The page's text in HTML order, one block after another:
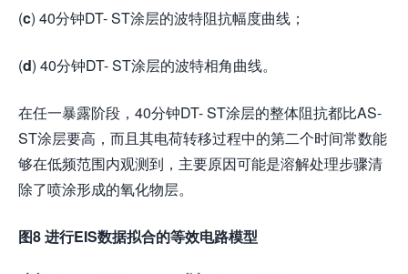
(c) 40分钟DT- ST涂层的波特阻抗幅度曲线；
(d) 40分钟DT- ST涂层的波特相角曲线。
在任一暴露阶段，40分钟DT- ST涂层的整体阻抗都比AS-
ST涂层要高，而且其电荷转移过程中的第二个时间常数能
够在低频范围内观测到，主要原因可能是溶解处理步骤清
除了喷涂形成的氧化物层。
图8 进行EIS数据拟合的等效电路模型